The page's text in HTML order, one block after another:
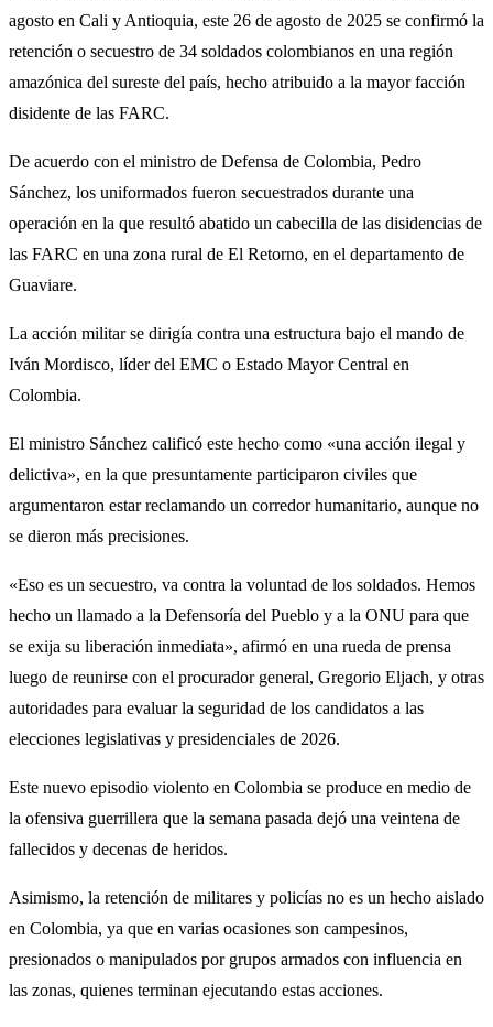
agosto en Cali y Antioquia, este 26 de agosto de 2025 se confirmó la
retención o secuestro de 34 soldados colombianos en una región
amazónica del sureste del país, hecho atribuido a la mayor facción
disidente de las FARC.
De acuerdo con el ministro de Defensa de Colombia, Pedro
Sánchez, los uniformados fueron secuestrados durante una
operación en la que resultó abatido un cabecilla de las disidencias de
las FARC en una zona rural de El Retorno, en el departamento de
Guaviare.
La acción militar se dirigía contra una estructura bajo el mando de
Iván Mordisco, líder del EMC o Estado Mayor Central en
Colombia.
El ministro Sánchez calificó este hecho como «una acción ilegal y
delictiva», en la que presuntamente participaron civiles que
argumentaron estar reclamando un corredor humanitario, aunque no
se dieron más precisiones.
«Eso es un secuestro, va contra la voluntad de los soldados. Hemos
hecho un llamado a la Defensoría del Pueblo y a la ONU para que
se exija su liberación inmediata», afirmó en una rueda de prensa
luego de reunirse con el procurador general, Gregorio Eljach, y otras
autoridades para evaluar la seguridad de los candidatos a las
elecciones legislativas y presidenciales de 2026.
Este nuevo episodio violento en Colombia se produce en medio de
la ofensiva guerrillera que la semana pasada dejó una veintena de
fallecidos y decenas de heridos.
Asimismo, la retención de militares y policías no es un hecho aislado
en Colombia, ya que en varias ocasiones son campesinos,
presionados o manipulados por grupos armados con influencia en
las zonas, quienes terminan ejecutando estas acciones.